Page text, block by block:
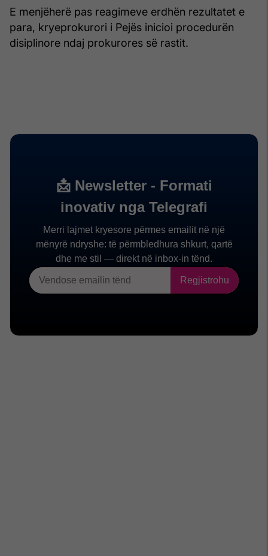
E menjëherë pas reagimeve erdhën rezultatet e
para, kryeprokurori i Pejës inicioi procedurën
disiplinore ndaj prokurores së rastit.